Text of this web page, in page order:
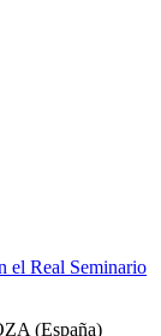
(España)